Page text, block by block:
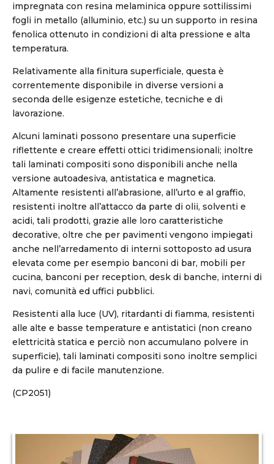
impregnata con resina melaminica oppure sottilissimi
fogli in metallo (alluminio, etc.) su un supporto in resina
fenolica ottenuto in condizioni di alta pressione e alta
temperatura.
Relativamente alla finitura superficiale, questa è
correntemente disponibile in diverse versioni a
seconda delle esigenze estetiche, tecniche e di
lavorazione.
Alcuni laminati possono presentare una superficie
riflettente e creare effetti ottici tridimensionali; inoltre
tali laminati compositi sono disponibili anche nella
versione autoadesiva, antistatica e magnetica.
Altamente resistenti all’abrasione, all’urto e al graffio,
resistenti inoltre all’attacco da parte di olii, solventi e
acidi, tali prodotti, grazie alle loro caratteristiche
decorative, oltre che per pavimenti vengono impiegati
anche nell’arredamento di interni sottoposto ad usura
elevata come per esempio banconi di bar, mobili per
cucina, banconi per reception, desk di banche, interni di
navi, comunità ed uffici pubblici.
Resistenti alla luce (UV), ritardanti di fiamma, resistenti
alle alte e basse temperature e antistatici (non creano
elettricità statica e perciò non accumulano polvere in
superficie), tali laminati compositi sono inoltre semplici
da pulire e di facile manutenzione.
(CP2051)